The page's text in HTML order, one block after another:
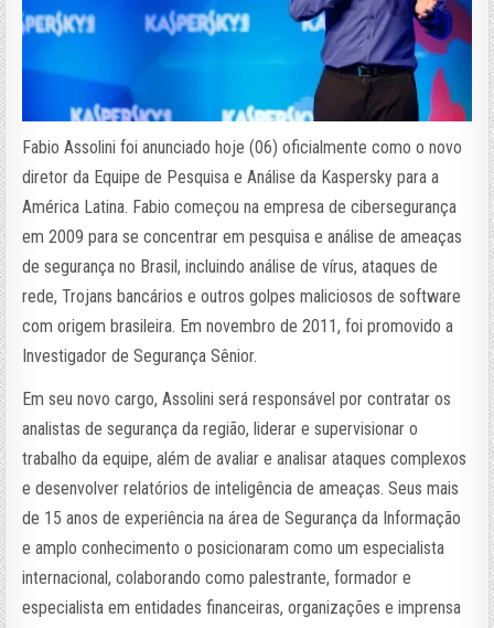
Fabio Assolini foi anunciado hoje (06) oficialmente como o novo
diretor da Equipe de Pesquisa e Análise da Kaspersky para a
América Latina. Fabio começou na empresa de cibersegurança
em 2009 para se concentrar em pesquisa e análise de ameaças
de segurança no Brasil, incluindo análise de vírus, ataques de
rede, Trojans bancários e outros golpes maliciosos de software
com origem brasileira. Em novembro de 2011, foi promovido a
Investigador de Segurança Sênior.
Em seu novo cargo, Assolini será responsável por contratar os
analistas de segurança da região, liderar e supervisionar o
trabalho da equipe, além de avaliar e analisar ataques complexos
e desenvolver relatórios de inteligência de ameaças. Seus mais
de 15 anos de experiência na área de Segurança da Informação
e amplo conhecimento o posicionaram como um especialista
internacional, colaborando como palestrante, formador e
especialista em entidades financeiras, organizações e imprensa